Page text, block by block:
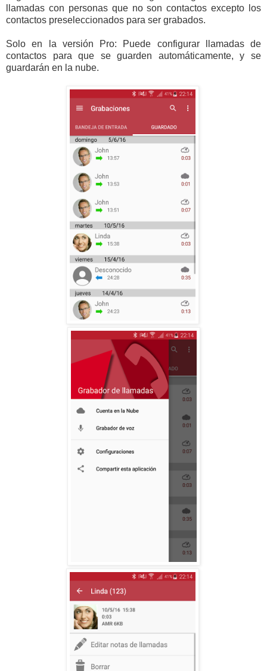
llamadas con personas que no son contactos excepto los
contactos preseleccionados para ser grabados.
Solo en la versión Pro: Puede configurar llamadas de
contactos para que se guarden automáticamente, y se
guardarán en la nube.